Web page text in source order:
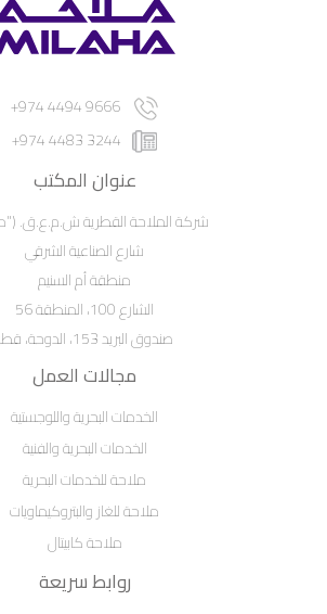
9666 4494 974+
3244 4483 974+
عنوان المكتب
شركة الملاحة القطرية ش.م.ع.ق.
شارع الصناعية الشرقي
منطقة أم السنيم
الشارع 100، المنطقة 56
صندوق البريد 153، الدوحة، قطر
مجالات العمل
الخدمات البحرية واللوجستية
الخدمات البحرية والفنية
ملاحة للخدمات البحرية
ملاحة للغاز والبتروكيماويات
ملاحة كابيتال
روابط سريعة